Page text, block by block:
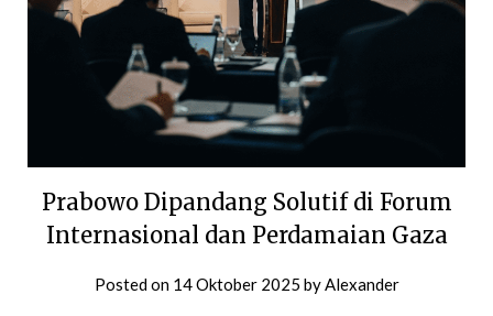
Prabowo Dipandang Solutif di Forum
Internasional dan Perdamaian Gaza
Posted on 14 Oktober 2025 byAlexander